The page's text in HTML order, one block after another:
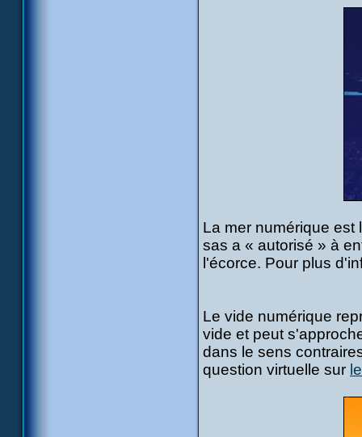
La mer numérique est
sas a « autorisé » à
l'écorce. Pour plus
Le vide numérique
vide et peut
dans le sens
question virtuelle sur